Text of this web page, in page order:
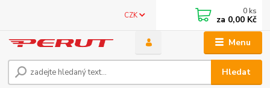
Menu
CZK
Hledat
0 ks
za 0,00 Kč